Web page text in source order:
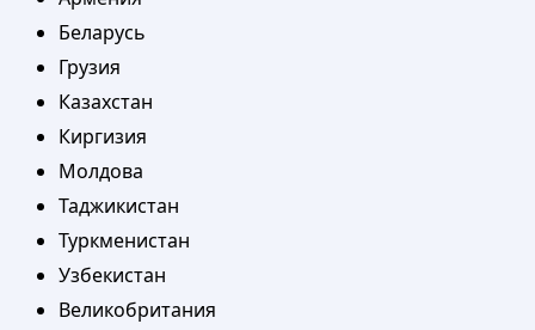
Беларусь
Грузия
Казахстан
Киргизия
Молдова
Таджикистан
Туркменистан
Узбекистан
Великобритания